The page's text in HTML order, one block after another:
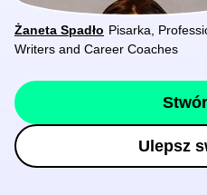
Żaneta Spadło Pisarka,
Writers and Career Coaches
Ulepsz